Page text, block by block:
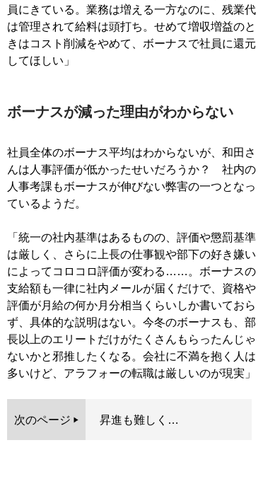
員にきている。業務は増える一方なのに、残業代
は管理されて給料は頭打ち。せめて増収増益のと
きはコスト削減をやめて、ボーナスで社員に還元
してほしい」
ボーナスが減った理由がわからない
社員全体のボーナス平均はわからないが、和田さ
んは人事評価が低かったせいだろうか？ 社内の
人事考課もボーナスが伸びない弊害の一つとなっ
ているようだ。
「統一の社内基準はあるものの、評価や懲罰基準
は厳しく、さらに上長の仕事観や部下の好き嫌い
によってコロコロ評価が変わる……。ボーナスの
支給額も一律に社内メールが届くだけで、資格や
評価が月給の何か月分相当くらいしか書いておら
ず、具体的な説明はない。今冬のボーナスも、部
長以上のエリートだけがたくさんもらったんじゃ
ないかと邪推したくなる。会社に不満を抱く人は
多いけど、アラフォーの転職は厳しいのが現実」
次のページ 昇進も難しく…